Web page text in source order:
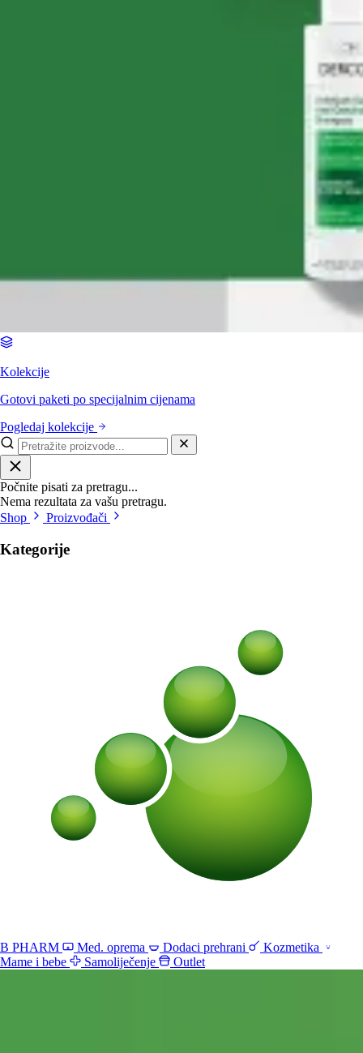
Kolekcije
Gotovi paketi po specijalnim cijenama
Pogledaj kolekcije
Počnite pisati za pretragu...
Nema rezultata za vašu pretragu.
Shop
Proizvođači
Kategorije
B PHARM Med. oprema Dodaci prehrani
Kozmetika
Mame i bebe
Samoliječenje Outlet